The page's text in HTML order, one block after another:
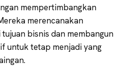
mempertimbangkan
merencanakan
bisnis dan membangun
untuk tetap menjadi yang